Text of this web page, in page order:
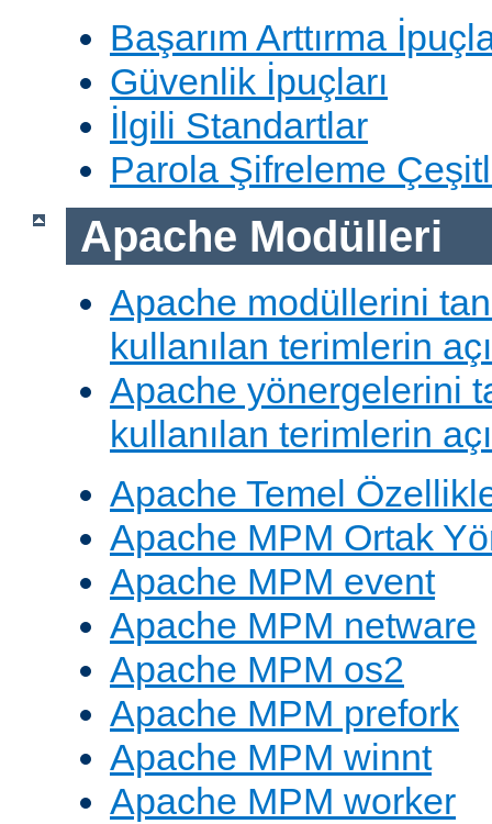
Başarım Arttırma
Güvenlik İpuçları
İlgili Standartlar
Parola Şifreleme
Apache Modülleri
Apache modüllerini
kullanılan terimlerin
Apache yönergelerini
kullanılan terimlerin
Apache Temel
Apache MPM Ortak
Apache MPM event
Apache MPM netware
Apache MPM os2
Apache MPM prefork
Apache MPM winnt
Apache MPM worker